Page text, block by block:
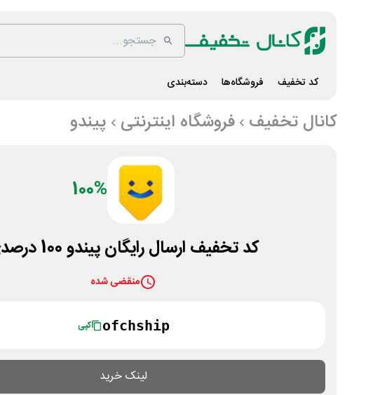
کد تخفیف فروشگاه‌ها دسته‌بندی
کانال تخفیف فروشگاه اینترنتی پیندو
100%
کد تخفیف ارسال رایگان پیندو 100 درصدی
منقضی شده
ofchship کپی
لینک خرید